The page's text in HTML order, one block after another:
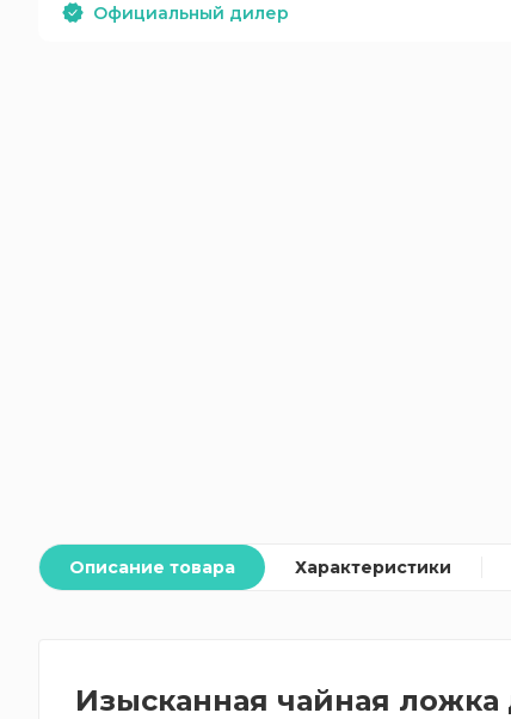
Официальный дилер
Описание товара Характеристики
Изысканная чайная ложка